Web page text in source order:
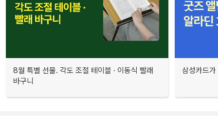
8월 특별 선물. 각도 조절 테이블 · 이동식 빨래
바구니
삼성카드